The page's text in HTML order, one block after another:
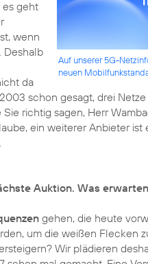
Auf unserer 5G-
neuen
es geht
wenn
Deshalb
da
schon gesagt, drei
richtig sagen, Herr
ein weiterer Anbieter ist
Auktion. Was
gehen, die heute
um die weißen Flecken
Wir plädieren